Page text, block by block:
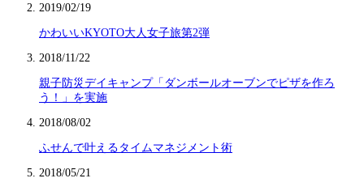
2019/02/19
かわいいKYOTO大人女子旅第2弾
2018/11/22
親子防災デイキャンプ「ダンボールオーブンでピザを作ろ
う！」を実施
2018/08/02
ふせんで叶えるタイムマネジメント術
2018/05/21